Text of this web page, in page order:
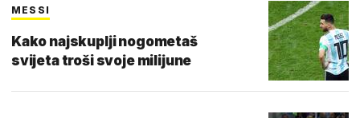
MESSI
Kako najskuplji nogometaš
svijeta troši svoje milijune